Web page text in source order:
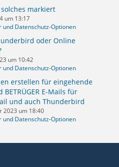
markiert
um 13:17
und Datenschutz-Optionen
oder Online
um 10:42
und Datenschutz-Optionen
erstellen für eingehende
BETRÜGER E-Mails für
und auch Thunderbird
2023 um 18:40
und Datenschutz-Optionen